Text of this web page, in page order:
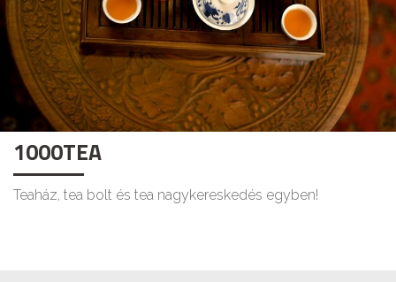
1000TEA
Teaház, tea bolt és tea nagykereskedés egyben!